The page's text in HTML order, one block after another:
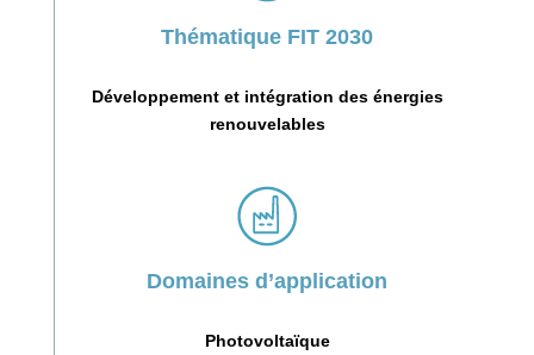
Thématique FIT 2030
Développement et intégration des énergies
renouvelables
Domaines d’application
Photovoltaïque